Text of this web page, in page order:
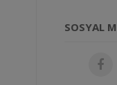
SOSYAL